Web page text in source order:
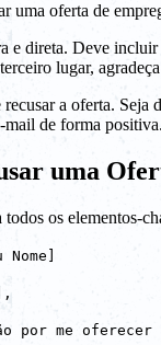
uma oferta de
e direta. Deve
lugar,
a oferta.
de forma
uma
os elementos-
por me